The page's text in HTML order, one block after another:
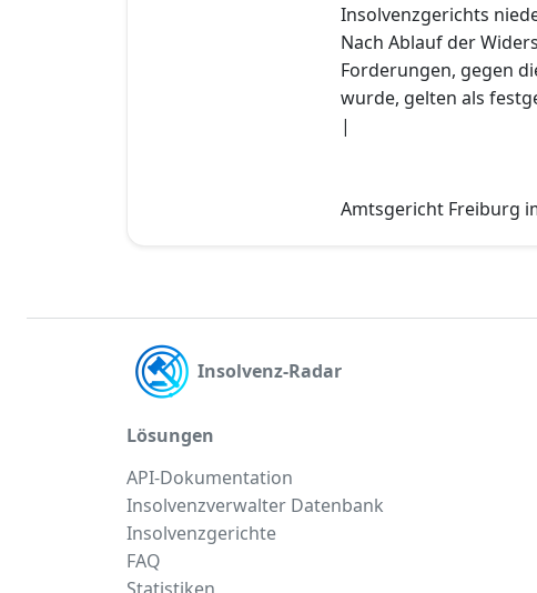
Insolvenzgerichts
Nach Ablauf der
Forderungen, gegen
wurde, gelten als
|
Amtsgericht Freiburg
Insolvenz-Radar
Lösungen
API-Dokumentation
Insolvenzverwalter Datenbank
Insolvenzgerichte
FAQ
Statistiken